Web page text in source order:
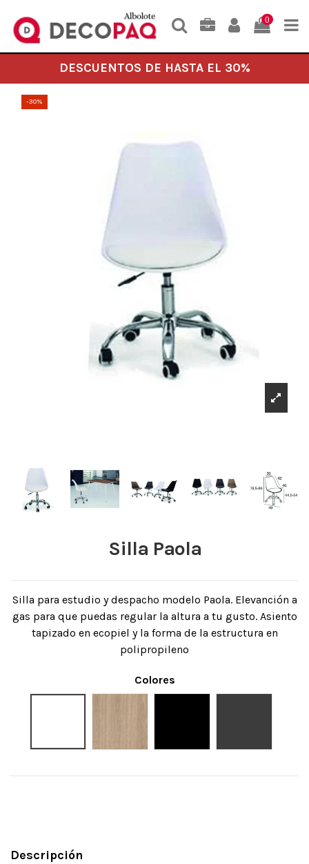
0
DESCUENTOS DE HASTA EL 30%
-30%
Silla Paola
Silla para estudio y despacho modelo Paola. Elevanción a
gas para que puedas regular la altura a tu gusto. Asiento
tapizado en ecopiel y la forma de la estructura en
polipropileno
Colores
Cambrian
Descripción